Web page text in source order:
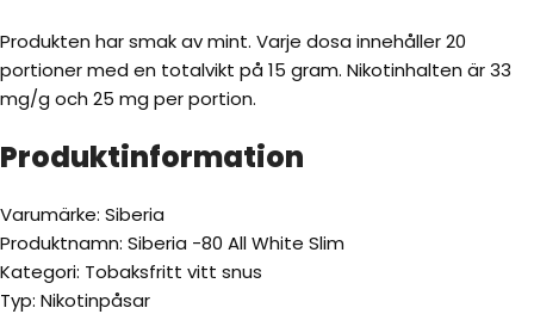
Produkten har smak av mint. Varje dosa innehåller 20
portioner med en totalvikt på 15 gram. Nikotinhalten är 33
mg/g och 25 mg per portion.
Produktinformation
Varumärke: Siberia
Produktnamn: Siberia -80 All White Slim
Kategori: Tobaksfritt vitt snus
Typ: Nikotinpåsar